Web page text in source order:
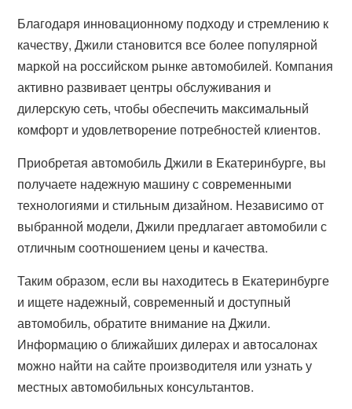
Благодаря инновационному подходу и стремлению к
качеству, Джили становится все более популярной
маркой на российском рынке автомобилей. Компания
активно развивает центры обслуживания и
дилерскую сеть, чтобы обеспечить максимальный
комфорт и удовлетворение потребностей клиентов.
Приобретая автомобиль Джили в Екатеринбурге, вы
получаете надежную машину с современными
технологиями и стильным дизайном. Независимо от
выбранной модели, Джили предлагает автомобили с
отличным соотношением цены и качества.
Таким образом, если вы находитесь в Екатеринбурге
и ищете надежный, современный и доступный
автомобиль, обратите внимание на Джили.
Информацию о ближайших дилерах и автосалонах
можно найти на сайте производителя или узнать у
местных автомобильных консультантов.